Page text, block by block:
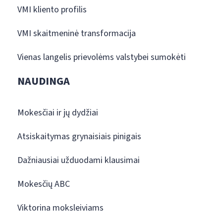
VMI kliento profilis
VMI skaitmeninė transformacija
Vienas langelis prievolėms valstybei sumokėti
NAUDINGA
Mokesčiai ir jų dydžiai
Atsiskaitymas grynaisiais pinigais
Dažniausiai užduodami klausimai
Mokesčių ABC
Viktorina moksleiviams